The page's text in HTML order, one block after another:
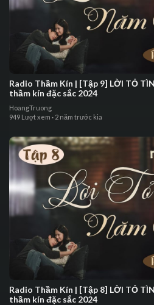
⁣⁣⁣Radio Thầm Kín | ⁣⁣[Tập 9] LỜI TỎ
thầm kín đặc sắc 2024
HoangTruong
949 Lượt xem · 2 năm trước kia
⁣⁣Radio Thầm Kín | ⁣⁣[Tập 8] LỜI TỎ
thầm kín đặc sắc 2024